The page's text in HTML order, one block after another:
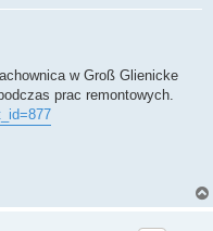
w Groß Glienicke
prac remontowych.